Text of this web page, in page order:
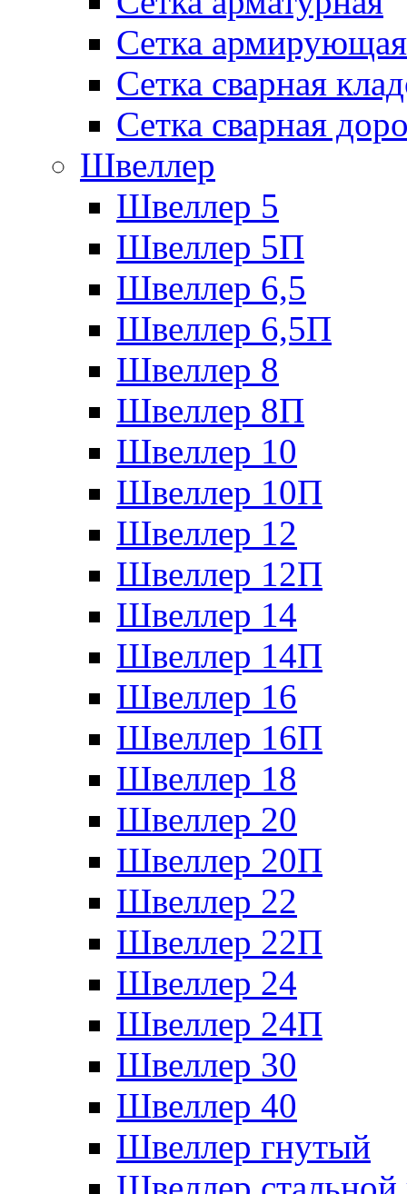
Сетка
Сетка сварная
Сетка сварная
Швеллер
Швеллер 5
Швеллер 5П
Швеллер 6,5
Швеллер 6,5П
Швеллер 8
Швеллер 8П
Швеллер 10
Швеллер 10П
Швеллер 12
Швеллер 12П
Швеллер 14
Швеллер 14П
Швеллер 16
Швеллер 16П
Швеллер 18
Швеллер 20
Швеллер 20П
Швеллер 22
Швеллер 22П
Швеллер 24
Швеллер 24П
Швеллер 30
Швеллер 40
Швеллер гнутый